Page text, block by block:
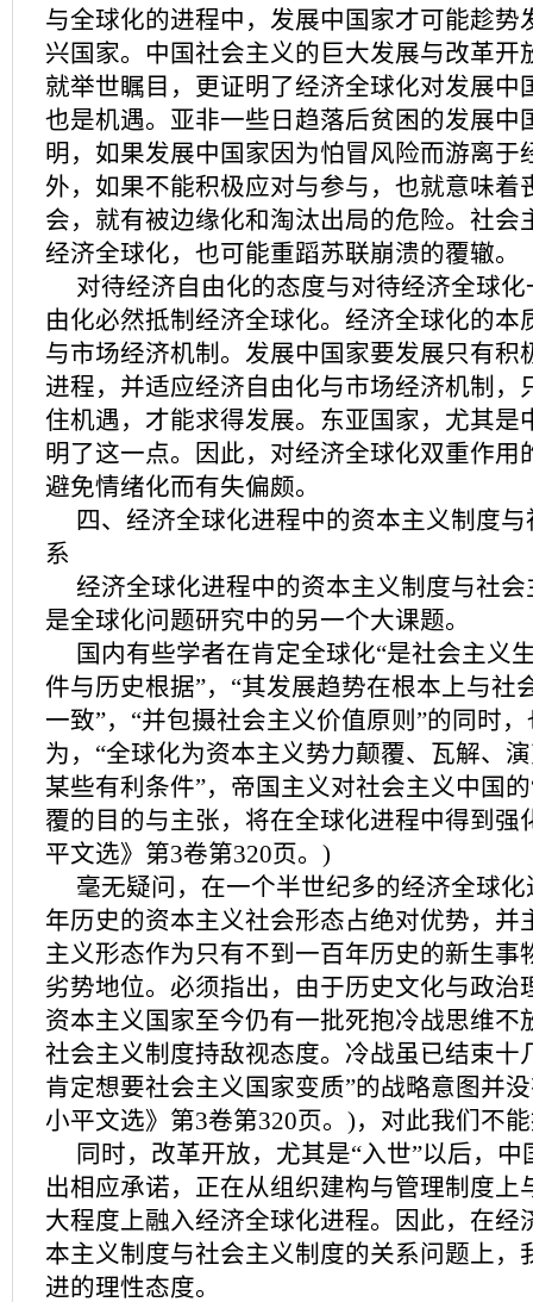
与全球化的进程中，发展中国家才可能趁势
兴国家。中国社会主义的巨大发展与改革开
就举世瞩目，更证明了经济全球化对发展中
也是机遇。亚非一些日趋落后贫困的发展中
明，如果发展中国家因为怕冒风险而游离于
外，如果不能积极应对与参与，也就意味着
会，就有被边缘化和淘汰出局的危险。社会
经济全球化，也可能重蹈苏联崩溃的覆辙。
对待经济自由化的态度与对待经济全球
由化必然抵制经济全球化。经济全球化的本
与市场经济机制。发展中国家要发展只有积
进程，并适应经济自由化与市场经济机制，
住机遇，才能求得发展。东亚国家，尤其是
明了这一点。因此，对经济全球化双重作用
避免情绪化而有失偏颇。
四、经济全球化进程中的资本主义制度
系
经济全球化进程中的资本主义制度与社
是全球化问题研究中的另一个大课题。
国内有些学者在肯定全球化“是社会主义
件与历史根据”，“其发展趋势在根本上与社
一致”，“并包摄社会主义价值原则”的同时
为，“全球化为资本主义势力颠覆、瓦解、
某些有利条件”，帝国主义对社会主义中国
覆的目的与主张，将在全球化进程中得到强
平文选》第3卷第320页。)
毫无疑问，在一个半世纪多的经济全球
年历史的资本主义社会形态占绝对优势，并
主义形态作为只有不到一百年历史的新生事
劣势地位。必须指出，由于历史文化与政治
资本主义国家至今仍有一批死抱冷战思维不
社会主义制度持敌视态度。冷战虽已结束十
肯定想要社会主义国家变质”的战略意图并
小平文选》第3卷第320页。)，对此我们不
同时，改革开放，尤其是“入世”以后，
出相应承诺，正在从组织建构与管理制度上
大程度上融入经济全球化进程。因此，在经
本主义制度与社会主义制度的关系问题上，
进的理性态度。